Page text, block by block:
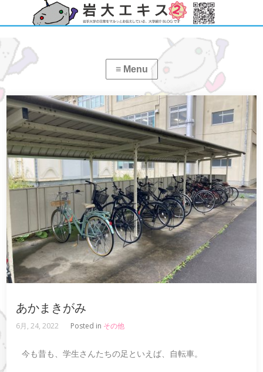
あかまきがみ
6月, 24, 2022 Posted in その他
今も昔も、学生さんたちの足といえば、自転車。